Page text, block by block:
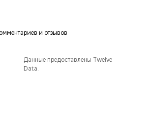
и отзывов
Данные предоставлены Twelve
Data.